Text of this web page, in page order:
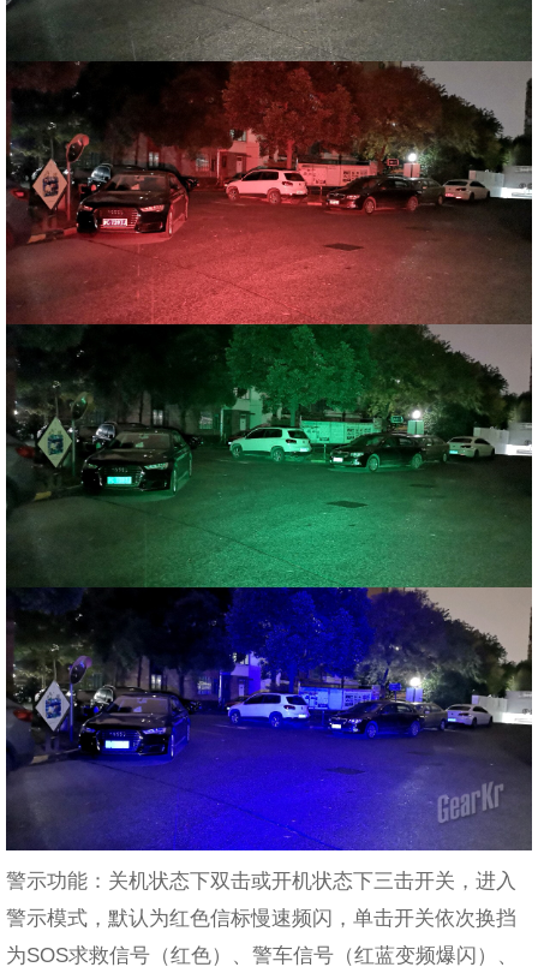
警示功能：关机状态下双击或开机状态下三击开关，进入
警示模式，默认为红色信标慢速频闪，单击开关依次换挡
为SOS求救信号（红色）、警车信号（红蓝变频爆闪）、